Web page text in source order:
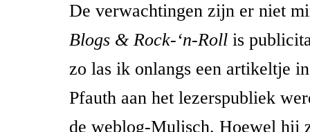
De verwachtingen zijn er niet
Blogs & Rock-‘n-Roll is
zo las ik onlangs een artikeltje
Pfauth aan het lezerspubliek
de weblog-Mulisch. Hoewel hij